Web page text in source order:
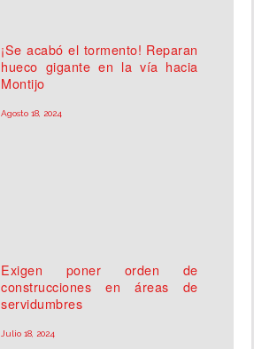
¡Se acabó el tormento! Reparan
hueco gigante en la vía hacia
Montijo
Agosto 18, 2024
Exigen poner orden de
construcciones en áreas de
servidumbres
Julio 18, 2024